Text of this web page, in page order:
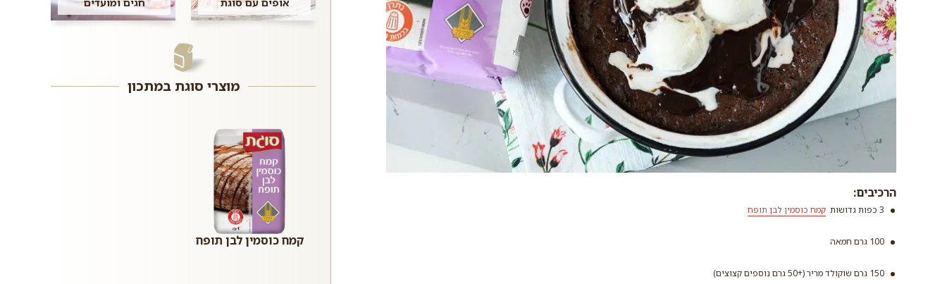
הרכיבים:
3 כפות גדושות קמח כוסמין לבן תופח
100 גרם חמאה
150 גרם שוקולד מריר (+50 גרם נוספים קצוצים)
מוצרי סוגת במתכון
קמח כוסמין לבן תופח